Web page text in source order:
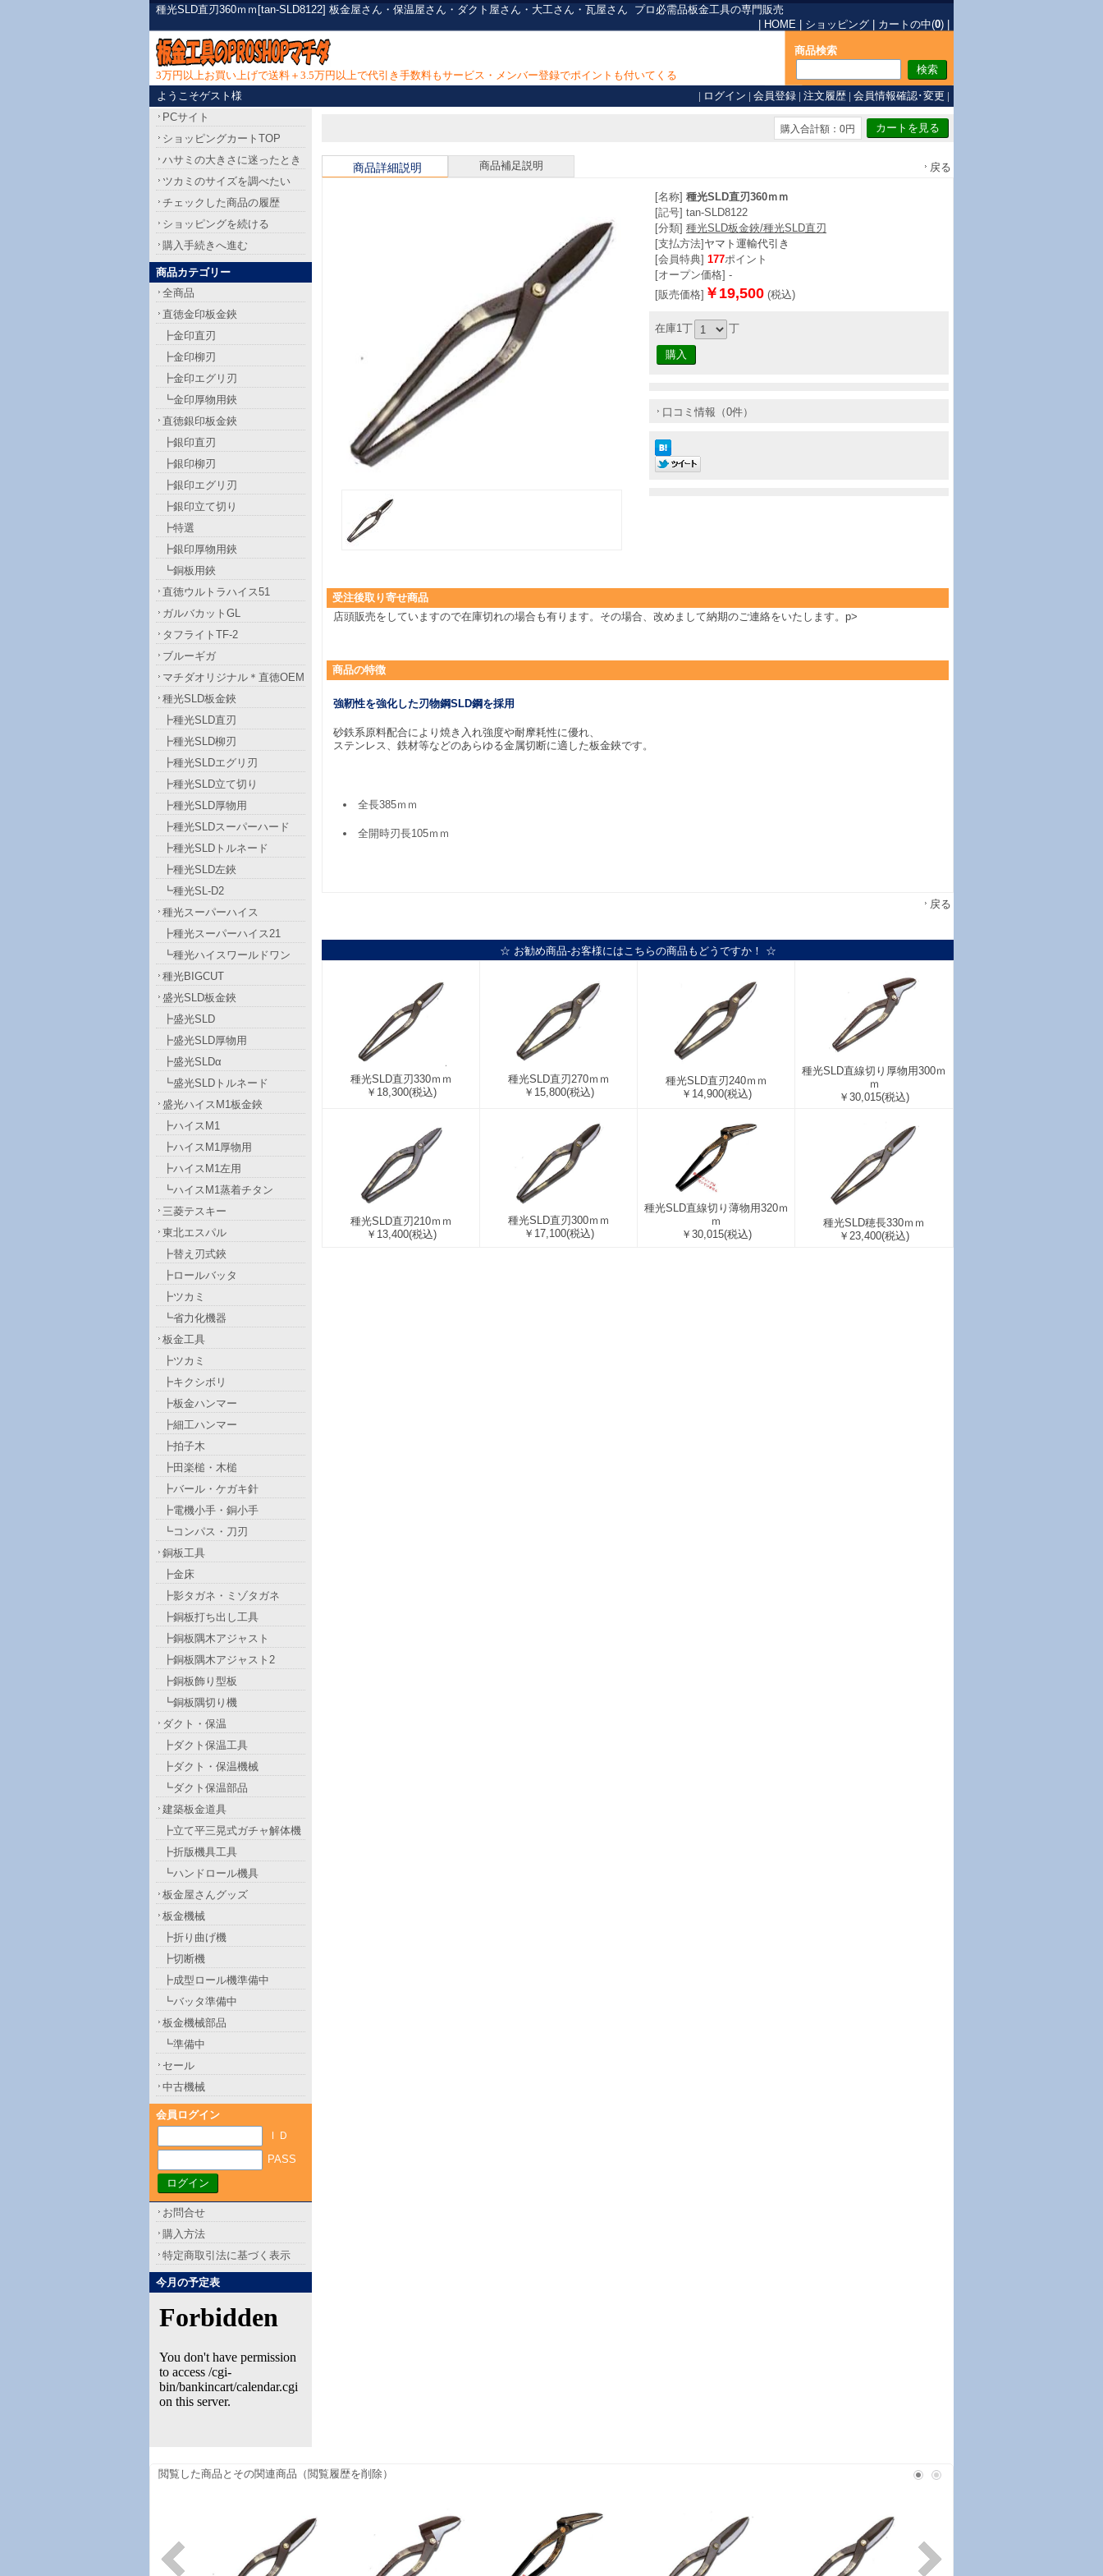
種光SLD直刃360ｍｍ[tan-SLD8122] 板金屋さん・保温屋さん・ダクト屋さん・大工さん・瓦屋さん プロ必需品板金工具の専門販売
HOME ショッピング カートの中(0)
3万円以上お買い上げで送料＋3.5万円以上で代引き手数料もサービス・メンバー登録でポイントも付いてくる
商品検索
ようこそゲスト様 | ログイン | 会員登録 | 注文履歴 | 会員情報確認･変更 |
購入合計額：0円
商品詳細説明 商品補足説明 戻る
[名称] 種光SLD直刃360ｍｍ
[記号] tan-SLD8122
[分類] 種光SLD板金鋏/種光SLD直刃
[支払方法] ヤマト運輸代引き
[会員特典] 177ポイント
[オープン価格] -
[販売価格] ￥19,500 (税込)
在庫1丁 丁
口コミ情報（0件）
受注後取り寄せ商品
店頭販売をしていますので在庫切れの場合も有ります。その場合、改めまして納期のご連絡をいたします。p>
商品の特徴
強靭性を強化した刃物鋼SLD鋼を採用
砂鉄系原料配合により焼き入れ強度や耐摩耗性に優れ、
ステンレス、鉄材等などのあらゆる金属切断に適した板金鋏です。
全長385ｍｍ
全開時刃長105ｍｍ
戻る
☆ お勧め商品-お客様にはこちらの商品もどうですか！ ☆
種光SLD直刃330ｍｍ
￥18,300(税込)
種光SLD直刃270ｍｍ
￥15,800(税込)
種光SLD直刃240ｍｍ
￥14,900(税込)
種光SLD直線切り厚物用300ｍ
ｍ
￥30,015(税込)
種光SLD直刃210ｍｍ
￥13,400(税込)
種光SLD直刃300ｍｍ
￥17,100(税込)
種光SLD直線切り薄物用320ｍ
ｍ
￥30,015(税込)
種光SLD穂長330ｍｍ
￥23,400(税込)
PCサイト
ショッピングカートTOP
ハサミの大きさに迷ったとき
ツカミのサイズを調べたい
チェックした商品の履歴
ショッピングを続ける
購入手続きへ進む
商品カテゴリー
全商品
直徳金印板金鋏
┣金印直刃
┣金印柳刃
┣金印エグリ刃
┗金印厚物用鋏
直徳銀印板金鋏
┣銀印直刃
┣銀印柳刃
┣銀印エグリ刃
┣銀印立て切り
┣特選
┣銀印厚物用鋏
┗銅板用鋏
直徳ウルトラハイス51
ガルバカットGL
タフライトTF-2
ブルーギガ
マチダオリジナル＊直徳OEM
種光SLD板金鋏
┣種光SLD直刃
┣種光SLD柳刃
┣種光SLDエグリ刃
┣種光SLD立て切り
┣種光SLD厚物用
┣種光SLDスーパーハード
┣種光SLDトルネード
┣種光SLD左鋏
┗種光SL-D2
種光スーパーハイス
┣種光スーパーハイス21
┗種光ハイスワールドワン
種光BIGCUT
盛光SLD板金鋏
┣盛光SLD
┣盛光SLD厚物用
┣盛光SLDα
┗盛光SLDトルネード
盛光ハイスM1板金鋏
┣ハイスM1
┣ハイスM1厚物用
┣ハイスM1左用
┗ハイスM1蒸着チタン
三菱テスキー
東北エスパル
┣替え刃式鋏
┣ロールバッタ
┣ツカミ
┗省力化機器
板金工具
┣ツカミ
┣キクシボリ
┣板金ハンマー
┣細工ハンマー
┣拍子木
┣田楽槌・木槌
┣バール・ケガキ針
┣電機小手・銅小手
┗コンパス・刀刃
銅板工具
┣金床
┣影タガネ・ミゾタガネ
┣銅板打ち出し工具
┣銅板隅木アジャスト
┣銅板隅木アジャスト2
┣銅板飾り型板
┗銅板隅切り機
ダクト・保温
┣ダクト保温工具
┣ダクト・保温機械
┗ダクト保温部品
建築板金道具
┣立て平三晃式ガチャ解体機
┣折版機具工具
┗ハンドロール機具
板金屋さんグッズ
板金機械
┣折り曲げ機
┣切断機
┣成型ロール機準備中
┗バッタ準備中
板金機械部品
┗準備中
セール
中古機械
会員ログイン
ＩＤ
PASS
お問合せ
購入方法
特定商取引法に基づく表示
今月の予定表